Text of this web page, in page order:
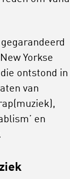
Yorkse
ontstond in
van
en